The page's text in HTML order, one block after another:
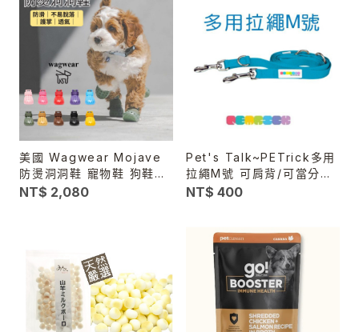
美國 Wagwear Mojave
防燙洞洞鞋 寵物鞋 狗鞋子
透氣防滑 不掉鞋 散步鞋 柏
NT$ 2,080
Pet's Talk~PETrick多用
拉繩M號 可肩背/可當分牽
繩.可自由變化長短
NT$ 400